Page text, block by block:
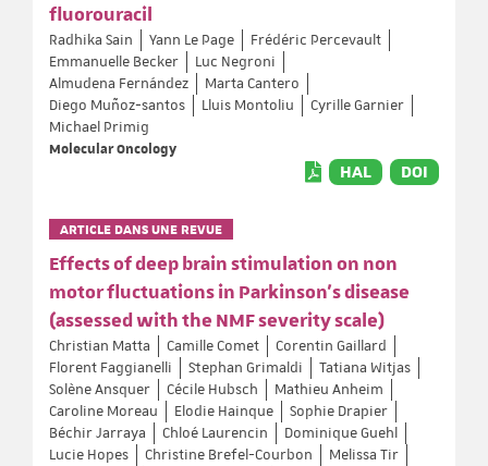
fluorouracil
Radhika Sain Yann Le Page
Frédéric Percevault
Emmanuelle Becker
Luc Negroni
Almudena Fernández
Marta Cantero
Diego Muñoz‐santos
Lluis Montoliu
Cyrille Garnier
Michael Primig
Molecular Oncology
HAL DOI
ARTICLE DANS UNE REVUE
Effects of deep brain stimulation on non
motor fluctuations in Parkinson’s disease
(assessed with the NMF severity scale)
Christian Matta Camille Comet
Corentin Gaillard
Florent Faggianelli
Stephan Grimaldi
Tatiana Witjas
Solène Ansquer
Cécile Hubsch
Mathieu Anheim
Caroline Moreau
Elodie Hainque
Sophie Drapier
Béchir Jarraya
Chloé Laurencin
Dominique Guehl
Lucie Hopes
Christine Brefel-Courbon
Melissa Tir